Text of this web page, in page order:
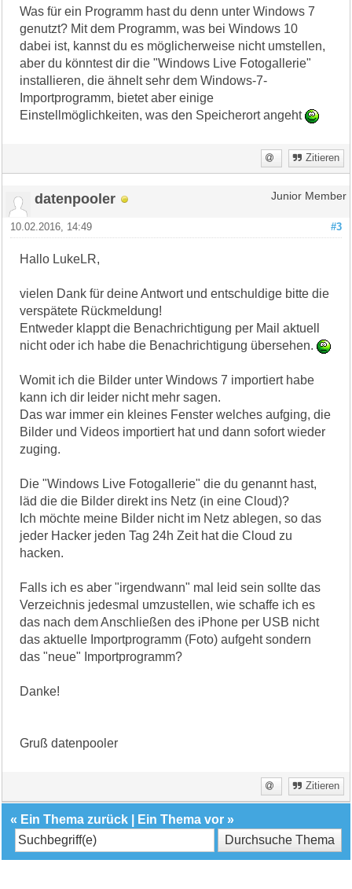
Was für ein Programm hast du denn unter Windows 7
genutzt? Mit dem Programm, was bei Windows 10
dabei ist, kannst du es möglicherweise nicht umstellen,
aber du könntest dir die "Windows Live Fotogallerie"
installieren, die ähnelt sehr dem Windows-7-
Importprogramm, bietet aber einige
Einstellmöglichkeiten, was den Speicherort angeht
Zitieren
datenpooler Junior Member
#3
10.02.2016, 14:49
Hallo LukeLR,
vielen Dank für deine Antwort und entschuldige bitte die
verspätete Rückmeldung!
Entweder klappt die Benachrichtigung per Mail aktuell
nicht oder ich habe die Benachrichtigung übersehen.
Womit ich die Bilder unter Windows 7 importiert habe
kann ich dir leider nicht mehr sagen.
Das war immer ein kleines Fenster welches aufging, die
Bilder und Videos importiert hat und dann sofort wieder
zuging.
Die "Windows Live Fotogallerie" die du genannt hast,
läd die die Bilder direkt ins Netz (in eine Cloud)?
Ich möchte meine Bilder nicht im Netz ablegen, so das
jeder Hacker jeden Tag 24h Zeit hat die Cloud zu
hacken.
Falls ich es aber "irgendwann" mal leid sein sollte das
Verzeichnis jedesmal umzustellen, wie schaffe ich es
das nach dem Anschließen des iPhone per USB nicht
das aktuelle Importprogramm (Foto) aufgeht sondern
das "neue" Importprogramm?
Danke!
Gruß datenpooler
Zitieren
« Ein Thema zurück Ein Thema vor »